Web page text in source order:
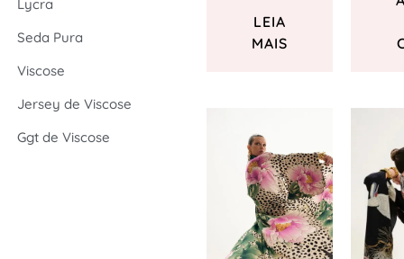
Lycra
Seda Pura
Viscose
Jersey de Viscose
Ggt de Viscose
LEIA
MAIS